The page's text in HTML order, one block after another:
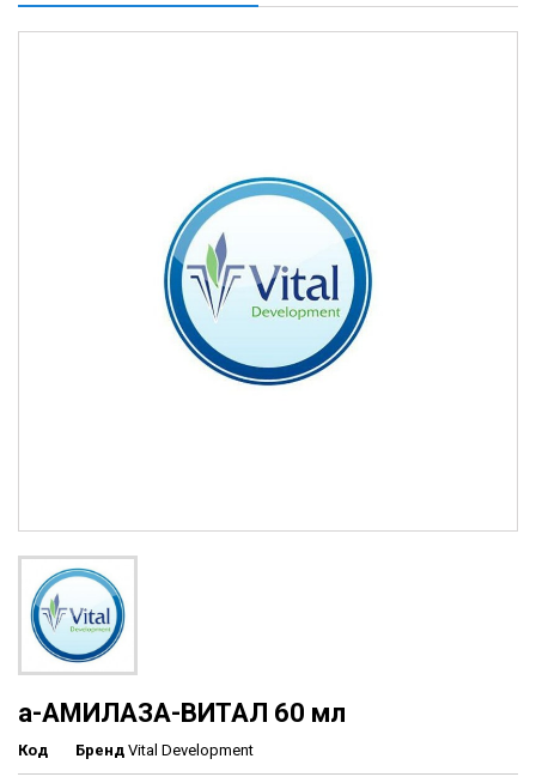
а-АМИЛАЗА-ВИТАЛ 60 мл
Код Бренд Vital Development